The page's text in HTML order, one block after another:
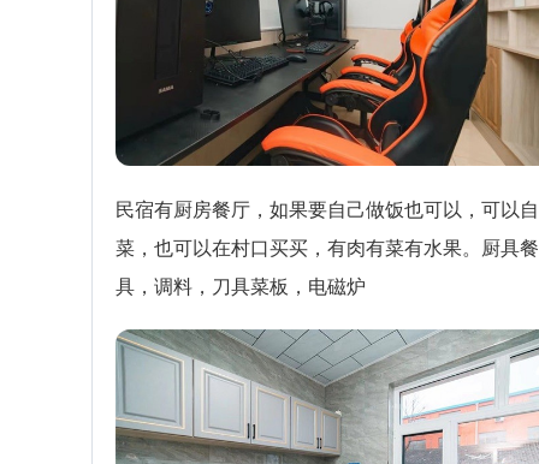
民宿有厨房餐厅，如果要自己做饭也可以，可以
菜，也可以在村口买买，有肉有菜有水果。厨具餐
具，调料，刀具菜板，电磁炉